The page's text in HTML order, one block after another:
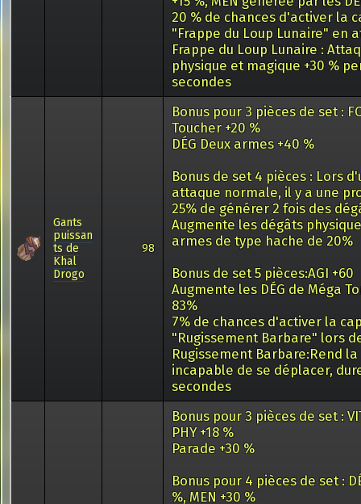
20 % de chances d'activer la
"Frappe du Loup Lunaire" en
Frappe du Loup Lunaire :
physique et magique +30 %
secondes
Gants
puissan
ts de
Khal
Drogo
98
Bonus pour 3 pièces de set :
Toucher +20 %
DÉG Deux armes +40 %
Bonus de set 4 pièces : Lors
attaque normale, il y a une
25% de générer 2 fois des
Augmente les dégâts
armes de type hache de 20%
Bonus de set 5 pièces:AGI +60
Augmente les DÉG de Méga
83%
7% de chances d'activer la
"Rugissement Barbare" lors
Rugissement Barbare:Rend
incapable de se déplacer,
secondes
Bonus pour 3 pièces de set :
PHY +18 %
Parade +30 %
Bonus pour 4 pièces de set :
%, MEN +30 %